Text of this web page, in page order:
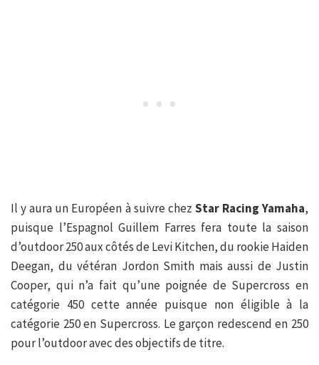
Il y aura un Européen à suivre chez Star Racing Yamaha,
puisque l’Espagnol Guillem Farres fera toute la saison
d’outdoor 250 aux côtés de Levi Kitchen, du rookie Haiden
Deegan, du vétéran Jordon Smith mais aussi de Justin
Cooper, qui n’a fait qu’une poignée de Supercross en
catégorie 450 cette année puisque non éligible à la
catégorie 250 en Supercross. Le garçon redescend en 250
pour l’outdoor avec des objectifs de titre.